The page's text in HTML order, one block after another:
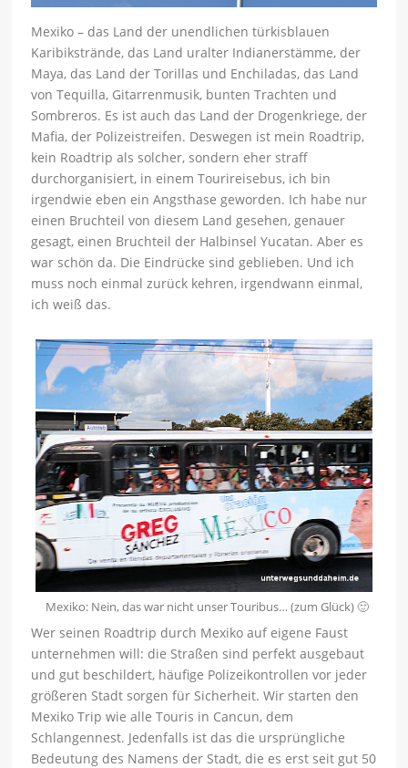
Mexiko – das Land der unendlichen türkisblauen
Karibikstrände, das Land uralter Indianerstämme, der
Maya, das Land der Torillas und Enchiladas, das Land
von Tequilla, Gitarrenmusik, bunten Trachten und
Sombreros. Es ist auch das Land der Drogenkriege, der
Mafia, der Polizeistreifen. Deswegen ist mein Roadtrip,
kein Roadtrip als solcher, sondern eher straff
durchorganisiert, in einem Tourireisebus, ich bin
irgendwie eben ein Angsthase geworden. Ich habe nur
einen Bruchteil von diesem Land gesehen, genauer
gesagt, einen Bruchteil der Halbinsel Yucatan. Aber es
war schön da. Die Eindrücke sind geblieben. Und ich
muss noch einmal zurück kehren, irgendwann einmal,
ich weiß das.
Mexiko: Nein, das war nicht unser Touribus… (zum Glück) 🙂
Wer seinen Roadtrip durch Mexiko auf eigene Faust
unternehmen will: die Straßen sind perfekt ausgebaut
und gut beschildert, häufige Polizeikontrollen vor jeder
größeren Stadt sorgen für Sicherheit. Wir starten den
Mexiko Trip wie alle Touris in Cancun, dem
Schlangennest. Jedenfalls ist das die ursprüngliche
Bedeutung des Namens der Stadt, die es erst seit gut 50